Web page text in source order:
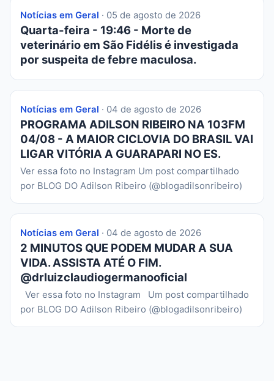
Notícias em Geral · 05 de agosto de 2026
Quarta-feira - 19:46 - Morte de
veterinário em São Fidélis é investigada
por suspeita de febre maculosa.
Notícias em Geral · 04 de agosto de 2026
PROGRAMA ADILSON RIBEIRO NA 103FM
04/08 - A MAIOR CICLOVIA DO BRASIL VAI
LIGAR VITÓRIA A GUARAPARI NO ES.
Ver essa foto no Instagram Um post compartilhado
por BLOG DO Adilson Ribeiro (@blogadilsonribeiro)
Notícias em Geral · 04 de agosto de 2026
2 MINUTOS QUE PODEM MUDAR A SUA
VIDA. ASSISTA ATÉ O FIM.
@drluizclaudiogermanooficial
Ver essa foto no Instagram Um post compartilhado
por BLOG DO Adilson Ribeiro (@blogadilsonribeiro)